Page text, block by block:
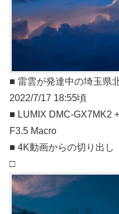
■ 雷雲が発達中の埼玉県
2022/7/17 18:55頃
■ LUMIX DMC-GX7MK2
F3.5 Macro
■ 4K動画からの切り出し
□